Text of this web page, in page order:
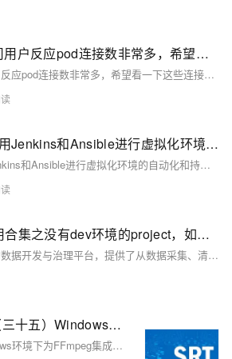
在K8S中，我们公司用户反应pod连接数非常多，希望看一下这些连接都是什么信息？什么状态？怎么排查？容器里面没有集成bash环境、网络工具，怎么处理？
在K8S中，我们公司用户反应pod连接数非常多，希望看一下这些连接都是什么信息？什么状态？怎么排查？容器里面没有集成bash环境、网络工具，怎么处理？
在Linux中，如何使用Jenkins和Ansible进行虚拟化环境的自动化和持续集成/持续部署（CI/CD）？
在Linux中，如何使用Jenkins和Ansible进行虚拟化环境的自动化和持续集成/持续部署（CI/CD）？
DataWorks产品使用合集之没有dev环境的project，如何创建数据集成任务时完成网络与资源配置
DataWorks作为一站式的数据开发与治理平台，提供了从数据采集、清洗、开发、调度、服务化、质量监控到安全管理的全套解决方案，帮助企业构建高效、规范、安全的大数据处理体系。以下是对DataWorks产品使用合集的概述，涵盖数据处理的各个环节。
FFmpeg开发笔记（三十五）Windows环境给FFmpeg集成libsrt
该文介绍了如何在Windows环境下为FFmpeg集成SRT协议支持库libsrt。首先，需要安装Perl和Nasm，然后编译OpenSSL。接着，下载libsrt源码并使用CMake配置，生成VS工程并编译生成srt.dll和srt.lib。最后，将编译出的库文件和头文件按照特定目录结构放置，并更新环境变量，重新配置启用libsrt的FFmpeg并进行编译安装。该过程有助于优化直播推流的性能，减少卡顿问题。